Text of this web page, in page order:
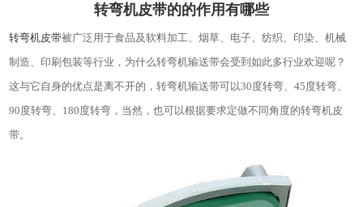
转弯机皮带的的作用有哪些
转弯机皮带被广泛用于食品及软料加工、烟草、电子、纺织、印染、机械
制造、印刷包装等行业，为什么转弯机输送带会受到如此多行业欢迎呢？
这与它自身的优点是离不开的，转弯机输送带可以30度转弯、45度转弯、
90度转弯、 180度转弯，当然，也可以根据要求定做不同角度的转弯机皮
带。